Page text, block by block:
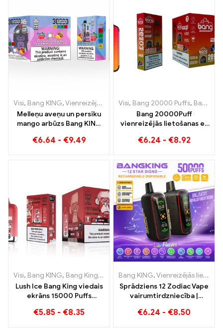
Visi, Bang KING,Vienreizējās lietošanas e-cigaretes Lietuva ,
Melleņu aveņu un persiku
mango arbūzs Bang KING
VIENreizējās lietošanas E-
€6.64 - €9.49
Visi, Bang 20000 Puffs, Bang KING
Bang 20000Puff
vienreizējās lietošanas e-
garša un dubultais tīkls
€6.24 - €8.92
Visi, Bang KING, Bang King viedais ekrāns 15000 Puff ,
Lush Ice Bang King viedais
ekrāns 15000 Puffs
arbūzu un piparmētru
€5.85 - €8.35
Bang KING,Vienreizējās lietošanas e-cigaretes
Sprādziens 12 Zodiac Vape
vairumtirdzniecība |
€6.24 - €8.50